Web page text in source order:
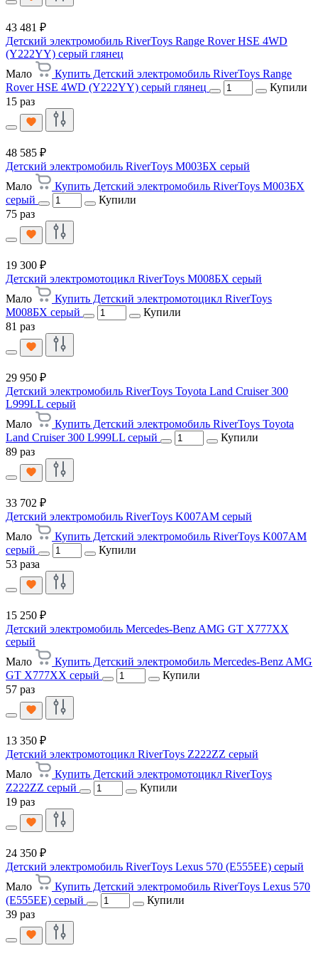
43 481 ₽
Детский электромобиль RiverToys Range Rover HSE 4WD
(Y222YY) серый глянец
Мало
Купить Детский электромобиль RiverToys Range
Rover HSE 4WD (Y222YY) серый глянец
Купили
15 раз
48 585 ₽
Детский электромобиль RiverToys М003БХ серый
Мало
Купить Детский электромобиль RiverToys М003БХ
серый
Купили
75 раз
19 300 ₽
Детский электромотоцикл RiverToys М008БХ серый
Мало
Купить Детский электромотоцикл RiverToys
М008БХ серый
Купили
81 раз
29 950 ₽
Детский электромобиль RiverToys Toyota Land Cruiser 300
L999LL серый
Мало
Купить Детский электромобиль RiverToys Toyota
Land Cruiser 300 L999LL серый
Купили
89 раз
33 702 ₽
Детский электромобиль RiverToys K007AM серый
Мало
Купить Детский электромобиль RiverToys K007AM
серый
Купили
53 раза
15 250 ₽
Детский электромобиль Mercedes-Benz AMG GT X777XX
серый
Мало
Купить Детский электромобиль Mercedes-Benz AMG
GT X777XX серый
Купили
57 раз
13 350 ₽
Детский электромотоцикл RiverToys Z222ZZ серый
Мало
Купить Детский электромотоцикл RiverToys
Z222ZZ серый
Купили
19 раз
24 350 ₽
Детский электромобиль RiverToys Lexus 570 (E555EE) серый
Мало
Купить Детский электромобиль RiverToys Lexus 570
(E555EE) серый
Купили
39 раз